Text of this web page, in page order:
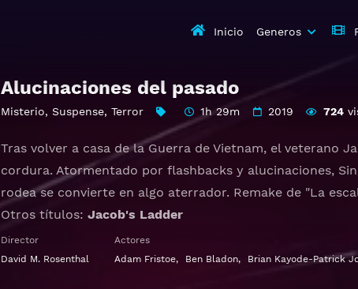
Inicio Generos
Alucinaciones del pasado
Misterio, Suspense, Terror 1h 29m 2019 724
Tras volver a casa de la Guerra de Vietnam, el veterano
cordura. Atormentado por flashbacks y alucinaciones,
rodea se convierte en algo aterrador. Remake de "La
Otros títulos: Jacob's Ladder
Ver Jacob's Ladder Gratis HD 1080p 720p | Idioma
Director
David M. Rosenthal
Actores
Adam Fristoe, Ben Bladon, Brian Kayode-Patrick